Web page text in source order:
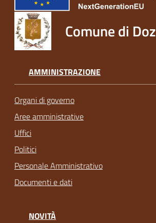
Comune di
AMMINISTRAZIONE
Organi di governo
Aree amministrative
Uffici
Politici
Personale Amministrativo
Documenti e dati
NOVITÀ